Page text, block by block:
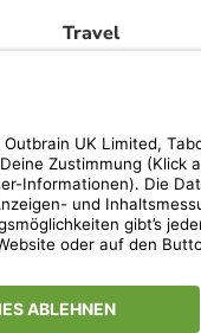
Travel
sich auf den Streichpreis.
unterwww.limango.de/einladen